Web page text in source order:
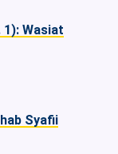
1): Wasiat
Syafii